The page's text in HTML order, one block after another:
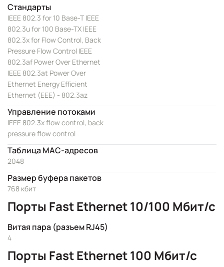
Стандарты
IEEE 802.3 for 10 Base-T IEEE
802.3u for 100 Base-TX IEEE
802.3x for Flow Control, Back
Pressure Flow Control IEEE
802.3af Power Over Ethernet
IEEE 802.3at Power Over
Ethernet Energy Efficient
Ethernet (EEE) - 802.3az
Управление потоками
IEEE 802.3x flow control, back
pressure flow control
Таблица MAC-адресов
2048
Размер буфера пакетов
768 кбит
Порты Fast Ethernet 10/100 Мбит/с
Витая пара (разъем RJ45)
4
Порты Fast Ethernet 100 Мбит/с